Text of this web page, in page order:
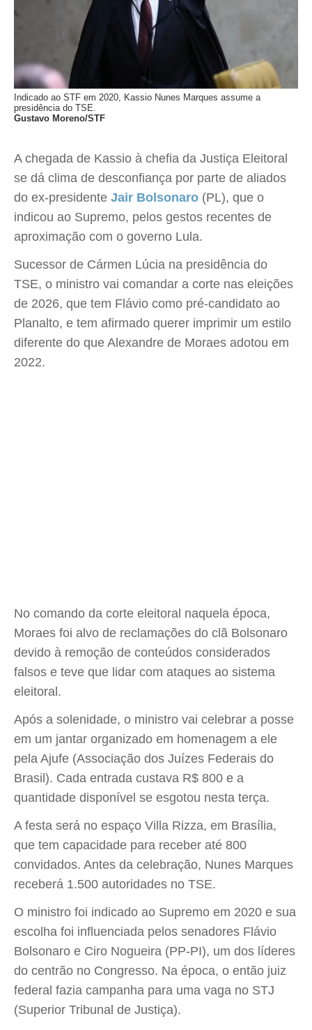
Indicado ao STF em 2020, Kassio Nunes Marques assume a
presidência do TSE.
Gustavo Moreno/STF
A chegada de Kassio à chefia da Justiça Eleitoral
se dá clima de desconfiança por parte de aliados
do ex-presidente Jair Bolsonaro (PL), que o
indicou ao Supremo, pelos gestos recentes de
aproximação com o governo Lula.
Sucessor de Cármen Lúcia na presidência do
TSE, o ministro vai comandar a corte nas eleições
de 2026, que tem Flávio como pré-candidato ao
Planalto, e tem afirmado querer imprimir um estilo
diferente do que Alexandre de Moraes adotou em
2022.
No comando da corte eleitoral naquela época,
Moraes foi alvo de reclamações do clã Bolsonaro
devido à remoção de conteúdos considerados
falsos e teve que lidar com ataques ao sistema
eleitoral.
Após a solenidade, o ministro vai celebrar a posse
em um jantar organizado em homenagem a ele
pela Ajufe (Associação dos Juízes Federais do
Brasil). Cada entrada custava R$ 800 e a
quantidade disponível se esgotou nesta terça.
A festa será no espaço Villa Rizza, em Brasília,
que tem capacidade para receber até 800
convidados. Antes da celebração, Nunes Marques
receberá 1.500 autoridades no TSE.
O ministro foi indicado ao Supremo em 2020 e sua
escolha foi influenciada pelos senadores Flávio
Bolsonaro e Ciro Nogueira (PP-PI), um dos líderes
do centrão no Congresso. Na época, o então juiz
federal fazia campanha para uma vaga no STJ
(Superior Tribunal de Justiça).